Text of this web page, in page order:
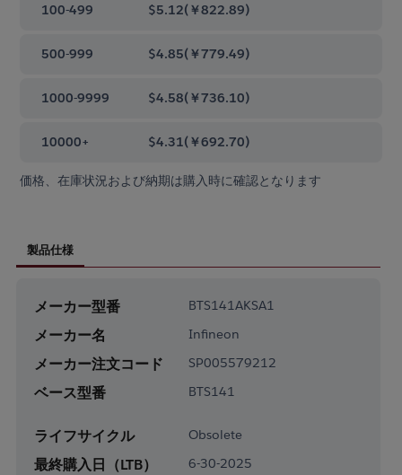
100-499 $5.12(￥822.89)
500-999 $4.85(￥779.49)
1000-9999 $4.58(￥736.10)
10000+ $4.31(￥692.70)
価格、在庫状況および納期は購入時に確認となります
製品仕様
メーカー型番 BTS141AKSA1
メーカー名 Infineon
メーカー注文コード SP005579212
ベース型番 BTS141
ライフサイクル Obsolete
最終購入日（LTB） 6-30-2025